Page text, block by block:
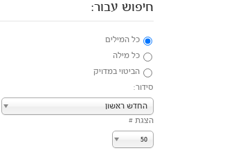
חיפוש עבור:
כל המילים
כל מילה
הביטוי במדויק
סידור:
החדש ראשון
הצגת #
50